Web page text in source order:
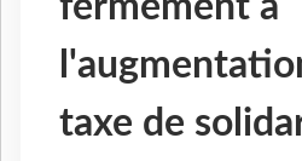
taxe de